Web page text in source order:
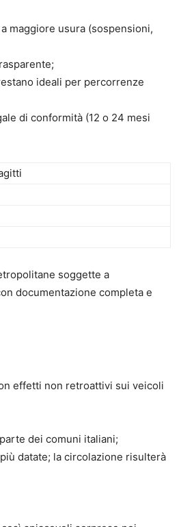
maggiore usura (sospensioni,
ideali per percorrenze
di conformità (12 o 24 mesi
soggette a
documentazione completa e
effetti non retroattivi sui veicoli
dei comuni italiani;
datate; la circolazione risulterà